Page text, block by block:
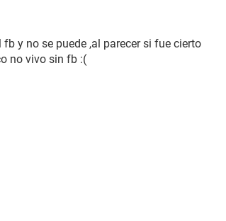
y no se puede ,al parecer si fue cierto
no vivo sin fb :(